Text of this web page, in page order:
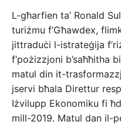
L-għarfien ta’ Ronald
turiżmu f’Għawdex,
jittraduċi l-istrateġija
f’pożizzjoni b’saħħitha
matul din it-
jservi bħala Direttur
Iżvilupp Ekonomiku fi
mill-2019. Matul dan il-